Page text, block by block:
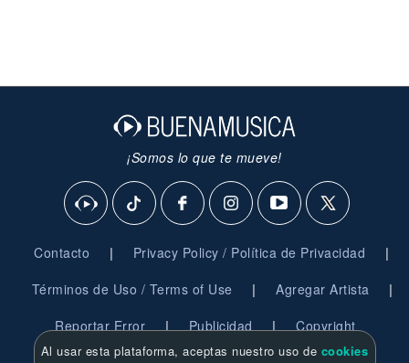
¡Somos lo que te mueve!
Contacto | Privacy Policy / Política de Privacidad |
Términos de Uso / Terms of Use | Agregar Artista |
Reportar Error | Publicidad | Copyright
Al usar esta plataforma, aceptas nuestro uso de cookies